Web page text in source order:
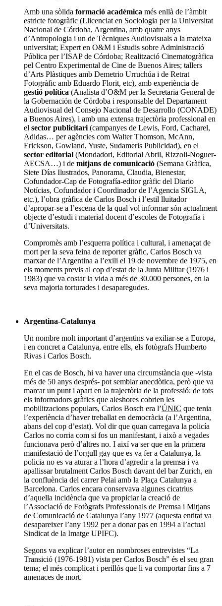
Amb una sòlida formació acadèmica més enllà de l’àmbit
estricte fotogràfic (Llicenciat en Sociologia per la Universitat
Nacional de Córdoba, Argentina, amb quatre anys
d’Antropologia i un de Tècniques Audiovisuals a la mateixa
universitat; Expert en O&M i Estudis sobre Administració
Pública per l’ISAP de Córdoba; Realització Cinematogràfica
pel Centro Experimental de Cine de Buenos Aires; tallers
d’Arts Plàstiques amb Demetrio Urruchúa i de Retrat
Fotogràfic amb Eduardo Florit, etc), amb experiència de
gestió política (Analista d’O&M per la Secretaria General de
la Gobernación de Córdoba i responsable del Departament
Audiovisual del Consejo Nacional de Desarrollo (CONADE)
a Buenos Aires), i amb una extensa trajectòria professional en
el sector publicitari (campanyes de Lewis, Ford, Cacharel,
Adidas… per agències com Walter Thomson, McAnn,
Erickson, Gowland, Yuste, Sudameris Publicidad), en el
sector editorial (Mondadori, Editorial Abril, Rizzoli-Noguer-
AECSA…) i de mitjans de comunicació (Semana Gràfica,
Siete Días Ilustrados, Panorama, Claudia, Bienestar,
Cofundador-Cap de Fotografía-editor gràfic del Diario
Notícias, Cofundador i Coordinador de l’Agencia SIGLA,
etc.), l’obra gràfica de Carlos Bosch i l’estil lluitador
d’apropar-se a l’escena de la qual vol informar són actualment
objecte d’estudi i material docent d’escoles de Fotografia i
d’Universitats.
Compromès amb l’esquerra política i cultural, i amenaçat de
mort per la seva feina de reporter gràfic, Carlos Bosch va
marxar de l’Argentina a l’exili el 19 de novembre de 1975, en
els moments previs al cop d’estat de la Junta Militar (1976 i
1983) que va costar la vida a més de 30.000 persones, en la
seva majoria torturades i desaparegudes.
Argentina-Catalunya
Un nombre molt important d’argentins va exiliar-se a Europa,
i en concret a Catalunya, entre ells, els fotògrafs Humberto
Rivas i Carlos Bosch.
En el cas de Bosch, hi va haver una circumstància que -vista
més de 50 anys després- pot semblar anecdòtica, però que va
marcar un punt i apart en la trajectòria de la professió: de tots
els informadors gràfics que aleshores cobrien les
mobilitzacions populars, Carlos Bosch era l’ÚNIC que tenia
l’experiència d’haver treballat en democràcia (a l’Argentina,
abans del cop d’estat). Vol dir que quan carregava la policía
Carlos no corria com si fos un manifestant, i això a vegades
funcionava però d’altres no. I així va ser que en la primera
manifestació de l’orgull gay que es va fer a Catalunya, la
policia no es va aturar a l’hora d’agredir a la premsa i va
apallissar brutalment Carlos Bosch davant del bar Zurich, en
la confluència del carrer Pelai amb la Plaça Catalunya a
Barcelona. Carlos encara conservava algunes cicatrius
d’aquella incidència que va propiciar la creació de
l’Associació de Fotògrafs Professionals de Premsa i Mitjans
de Comunicació de Catalunya l’any 1977 (aquesta entitat va
desapareixer l’any 1992 per a donar pas en 1994 a l’actual
Sindicat de la Imatge UPIFC).
Segons va explicar l’autor en nombroses entrevistes “La
Transició (1976-1981) vista per Carlos Bosch” és el seu gran
tema; el més complicat i perillós que li va comportar fins a 7
amenaces de mort.